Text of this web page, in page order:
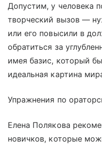
Допустим, у человека
творческий вызов —
или его повысили в
обратиться за
имея базис, который
идеальная картина
Упражнения по
Елена Полякова
новичков, которые